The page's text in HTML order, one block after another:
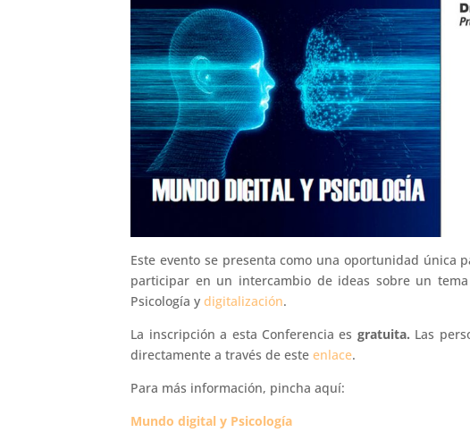
Este evento se presenta como una oportunidad única
participar en un intercambio de ideas sobre un
Psicología ydigitalización.
La inscripción a esta Conferencia es gratuita. Las
directamente a través de esteenlace.
Para más información, pincha aquí:
Mundo digital y Psicología